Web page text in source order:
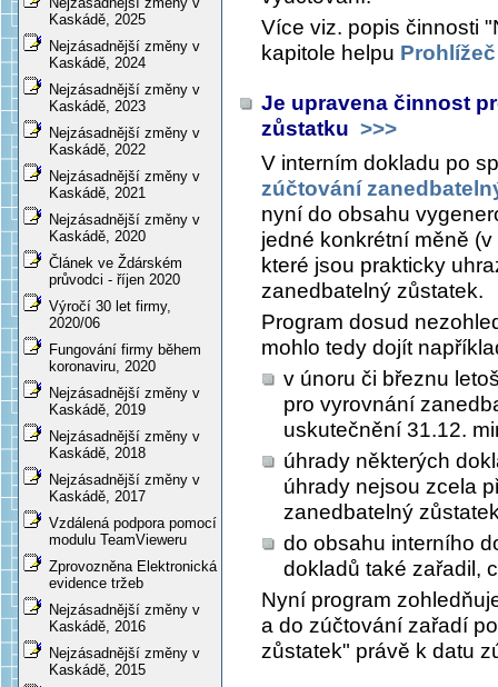
Kaskádě, 2025
Nejzásadnější změny v
Kaskádě, 2024
Nejzásadnější změny v
Kaskádě, 2023
Nejzásadnější změny v
Kaskádě, 2022
Nejzásadnější změny v
Kaskádě, 2021
Nejzásadnější změny v
Kaskádě, 2020
Článek ve Ždárském
průvodci - říjen 2020
Výročí 30 let firmy,
2020/06
Fungování firmy během
koronaviru, 2020
Nejzásadnější změny v
Kaskádě, 2019
Nejzásadnější změny v
Kaskádě, 2018
Nejzásadnější změny v
Kaskádě, 2017
Vzdálená podpora pomocí
modulu TeamVieweru
Zprovozněna Elektronická
evidence tržeb
Nejzásadnější změny v
Kaskádě, 2016
Nejzásadnější změny v
Kaskádě, 2015
Více viz. popis činnosti
kapitole helpu
Je upravena činnost
zůstatku >>>
V interním dokladu po
zúčtování
nyní do obsahu
jedné konkrétní měně
které jsou prakticky
zanedbatelný zůstatek.
Program dosud
mohlo tedy dojít
v únoru či březnu
pro vyrovnání
uskutečnění 31.12.
úhrady některých
úhrady nejsou zcela
zanedbatelný
do obsahu interního
dokladů také zařadil,
Nyní program
a do zúčtování zařadí
zůstatek" právě k datu